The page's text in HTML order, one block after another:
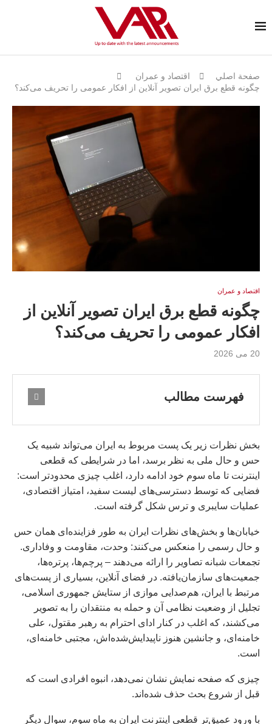
صفحة اصلي
اقتصاد و عمران
چگونه قطع برق ایران تصویر آنلاین از افکار عمومی را تحریف می‌کند؟
اقتصاد و عمران
چگونه قطع برق ایران تصویر آنلاین از
افکار عمومی را تحریف می‌کند؟
20 می 2026
فهرست مطالب
بخش نظرات زیر یک پست مربوط به ایران می‌تواند شبیه یک
حس و حال ملی به نظر برسد، اما در شرایطی که قطعی
اینترنت تا ماه سوم خود ادامه دارد، اغلب چیزی محدودتر است:
فضایی که توسط دسترسی‌های لیست سفید، امتیاز اقتصادی،
عملیات سایبری و ترس شکل گرفته است.
خیابان‌ها و بخش‌های نظرات ایران به طور فزاینده‌ای همان حس
و حال رسمی را منعکس می‌کنند: وحدت، مقاومت و وفاداری.
تجمعات شبانه تصاویر را ارائه می‌دهند – پرچم‌ها، پرتره‌ها،
جمعیت‌های سازمان‌یافته. در فضای آنلاین، بسیاری از پست‌های
مرتبط با ایران، هم‌صدایی موازی از ستایش جمهوری اسلامی،
تجلیل از وضعیت نظامی آن و حمله به منتقدان را به تصویر
می‌کشند، که اغلب در کنار ادای احترام به رهبر مقتول، علی
خامنه‌ای، و جانشین هنوز ناپیدایش‌شده‌اش، مجتبی خامنه‌ای،
است.
چیزی که صفحه نمایش نشان نمی‌دهد، انبوه افرادی است که
قبل از شروع بحث حذف شده‌اند.
با ورود عمیق‌تر قطعی اینترنت ایران به ماه سوم، سوال دیگر